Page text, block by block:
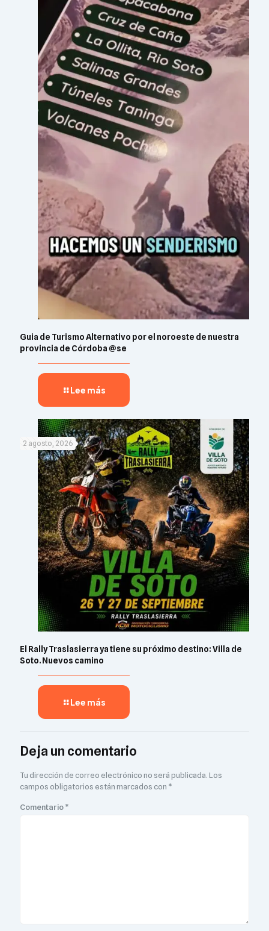
Guia de Turismo Alternativo por el noroeste de nuestra
provincia de Córdoba @se
Lee más
2 agosto, 2026
El Rally Traslasierra ya tiene su próximo destino: Villa de
Soto. Nuevos camino
Lee más
Deja un comentario
Tu dirección de correo electrónico no será publicada.Los
campos obligatorios están marcados con *
Comentario*